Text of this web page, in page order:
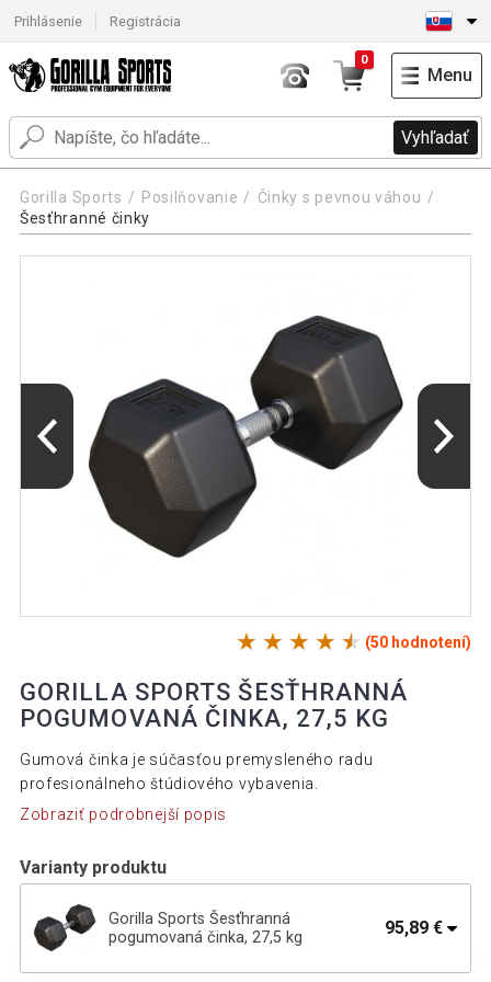
Prihlásenie Registrácia
Vyhľadať
0
Menu
Gorilla Sports Posilňovanie
Činky s pevnou váhou
Šesťhranné činky
(50 hodnotení)
GORILLA SPORTS ŠESŤHRANNÁ
POGUMOVANÁ ČINKA, 27,5 KG
Gumová činka je súčasťou premysleného radu
profesionálneho štúdiového vybavenia.
Zobraziť podrobnejší popis
Varianty produktu
Gorilla Sports Šesťhranná
pogumovaná činka, 27,5 kg
95,89 €